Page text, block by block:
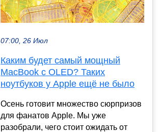
07:00, 26 Июл
Каким будет самый мощный
MacBook с OLED? Таких
ноутбуков у Apple ещё не было
Осень готовит множество сюрпризов
для фанатов Apple. Мы уже
разобрали, чего стоит ожидать от